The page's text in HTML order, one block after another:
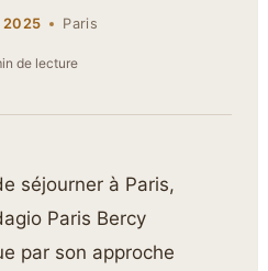
2025 Paris
de lecture
séjourner à Paris,
Paris Bercy
par son approche